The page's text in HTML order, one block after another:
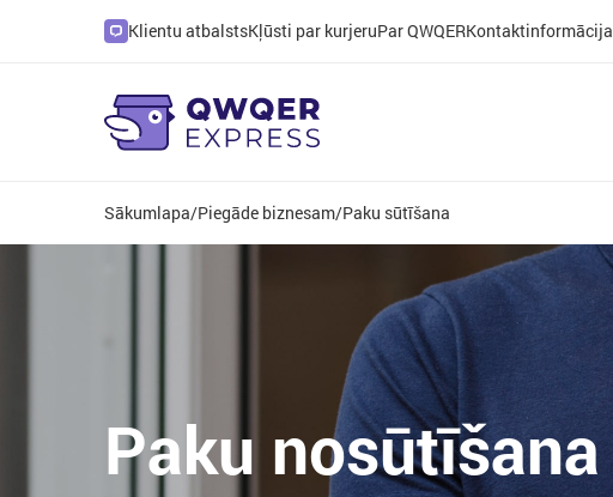
Klientu atbalstsKļūsti par kurjeruPar QWQERKontaktinformācija
Sākumlapa/Piegāde biznesam/Paku sūtīšana
Paku nosūtīšana